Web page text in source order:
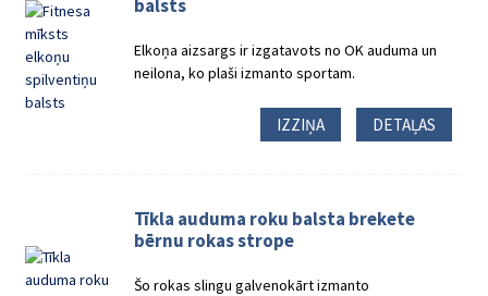
balsts
Elkoņa aizsargs ir izgatavots no OK auduma un
neilona, ​​ko plaši izmanto sportam.
IZZIŅA DETAĻAS
Tīkla auduma roku balsta brekete
bērnu rokas strope
Šo rokas slingu galvenokārt izmanto